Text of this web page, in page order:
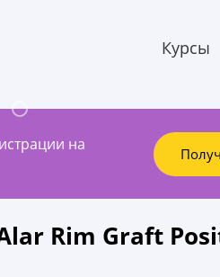
Курсы
на
Rim Graft